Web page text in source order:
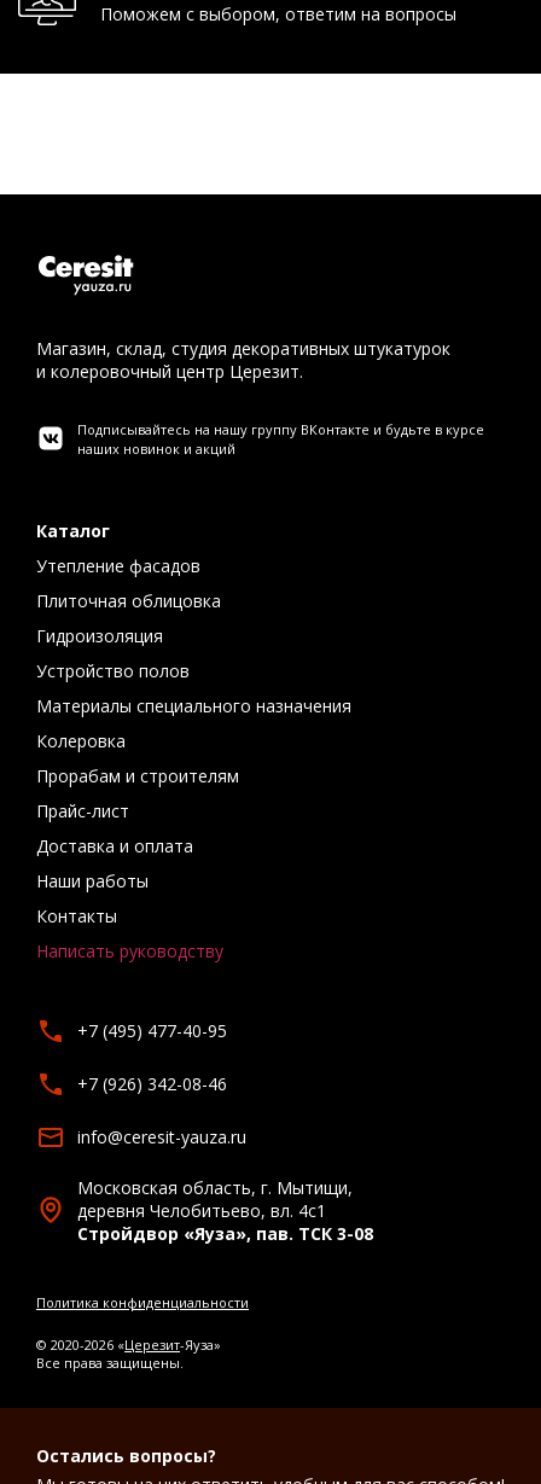
Поможем с выбором, ответим на вопросы
Магазин, склад, студия декоративных штукатурок
и колеровочный центр Церезит.
Подписывайтесь на нашу группу ВКонтакте и будьте в курсе
наших новинок и акций
Каталог
Утепление фасадов
Плиточная облицовка
Гидроизоляция
Устройство полов
Материалы специального назначения
Колеровка
Прорабам и строителям
Прайс-лист
Доставка и оплата
Наши работы
Контакты
Написать руководству
+7 (495) 477-40-95
+7 (926) 342-08-46
info@ceresit-yauza.ru
Московская область, г. Мытищи,
деревня Челобитьево, вл. 4с1
Стройдвор «Яуза», пав. ТСК 3-08
Политика конфиденциальности
© 2020-2026 «Церезит-Яуза»
Все права защищены.
Остались вопросы?